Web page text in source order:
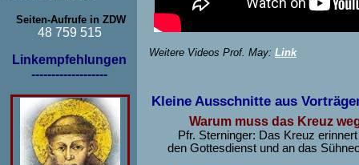
Seiten-Aufrufe in ZDW
48 759 515
Linkempfehlungen
-------------------
Weitere Videos Prof. May: Link
Kleine Ausschnitte aus
Warum muss das Kreuz
Pfr. Sterninger: Das Kreuz
den Gottesdienst und an das